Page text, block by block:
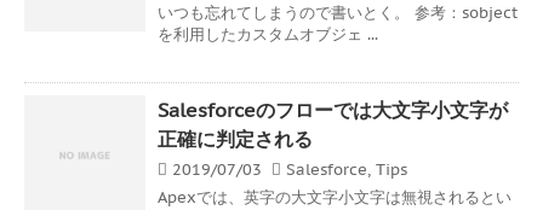
いつも忘れてしまうので書いとく。 参考：sobject
を利用したカスタムオブジェ ...
Salesforceのフローでは大文字小文字が
正確に判定される
2019/07/03 Salesforce, Tips
Apexでは、英字の大文字小文字は無視されるとい